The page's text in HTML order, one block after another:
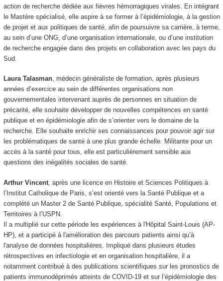
action de recherche dédiée aux fièvres hémorragiques virales. En intégrant
le Mastère spécialisé, elle aspire à se former à l’épidémiologie, à la gestion
de projet et aux politiques de santé, afin de poursuivre sa carrière, à terme,
au sein d’une ONG, d’une organisation internationale, ou d’une institution
de recherche engagée dans des projets en collaboration avec les pays du
Sud.
Laura Talasman, médecin généraliste de formation, après plusieurs
années d’exercice au sein de différentes organisations non
gouvernementales intervenant auprès de personnes en situation de
précarité, elle souhaite développer de nouvelles compétences en santé
publique et en épidémiologie afin de s’orienter vers le domaine de la
recherche. Elle souhaite enrichir ses connaissances pour pouvoir agir sur
les problématiques de santé à une plus grande échelle. Militante pour un
accès à la santé pour tous, elle est particulièrement sensible aux
questions des inégalités sociales de santé.
Arthur Vincent, après une licence en Histoire et Sciences Politiques à
l’Institut Catholique de Paris, s’est orienté vers la Santé Publique et a
complété un Master 2 de Santé Publique, spécialité Santé, Populations et
Territoires à l’USPN.
Il a multiplié sur cette période les expériences à l'Hôpital Saint-Louis (AP-
HP), et a participé à l'amélioration des parcours patients ainsi qu’à
l'analyse de données hospitalières. Impliqué dans plusieurs études
rétrospectives en infectiologie et en organisation hospitalière, il a
notamment contribué à des publications scientifiques sur les pronostics de
patients immunodéprimés atteints de COVID-19 et sur l’épidémiologie des